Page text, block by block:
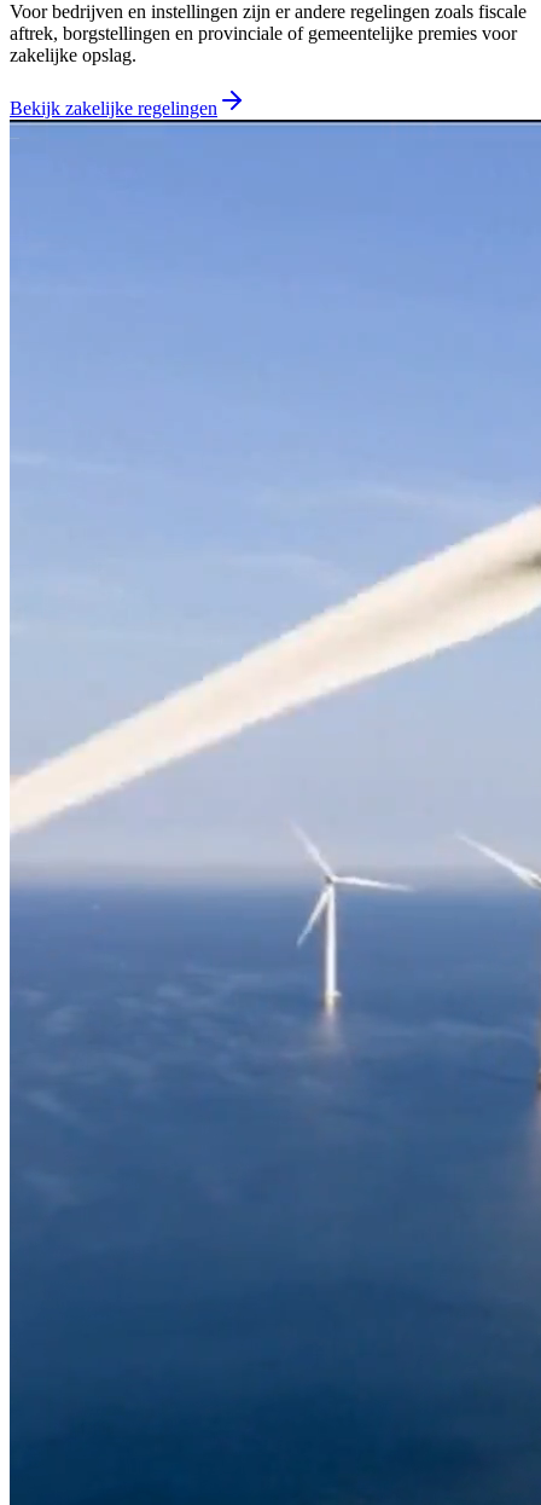
Voor bedrijven en instellingen zijn er andere regelingen zoals fiscale
aftrek, borgstellingen en provinciale of gemeentelijke premies voor
zakelijke opslag.
Bekijk zakelijke regelingen